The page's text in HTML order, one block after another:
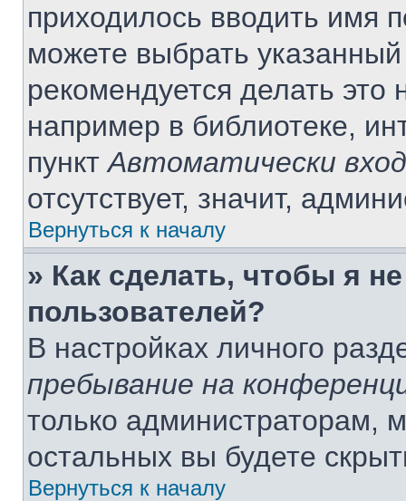
приходилось вводить имя
можете выбрать
рекомендуется делать
например в библиотеке,
пунктАвтоматически
отсутствует, значит,
Вернуться к началу
» Как сделать, чтобы я
пользователей?
В настройках личного
пребывание на
только администраторам,
остальных вы будете
Вернуться к началу